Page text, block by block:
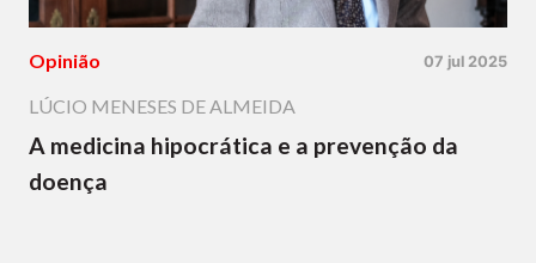
Opinião 07 jul 2025
LÚCIO MENESES DE ALMEIDA
A medicina hipocrática e a prevenção da
doença